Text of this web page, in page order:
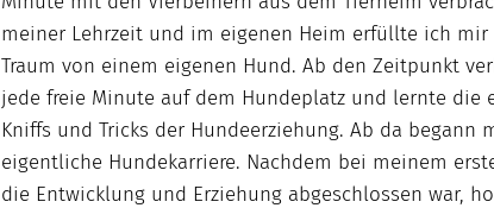
meiner Lehrzeit und im eigenen Heim erfüllte ich mir
Traum von einem eigenen Hund. Ab den Zeitpunkt
jede freie Minute auf dem Hundeplatz und lernte die
Kniffs und Tricks der Hundeerziehung. Ab da begann
eigentliche Hundekarriere. Nachdem bei meinem
die Entwicklung und Erziehung abgeschlossen war,